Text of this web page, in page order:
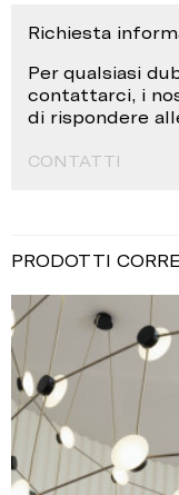
Richiesta
Per qualsiasi
contattarci, i
di rispondere
CONTATTI
PRODOTTI